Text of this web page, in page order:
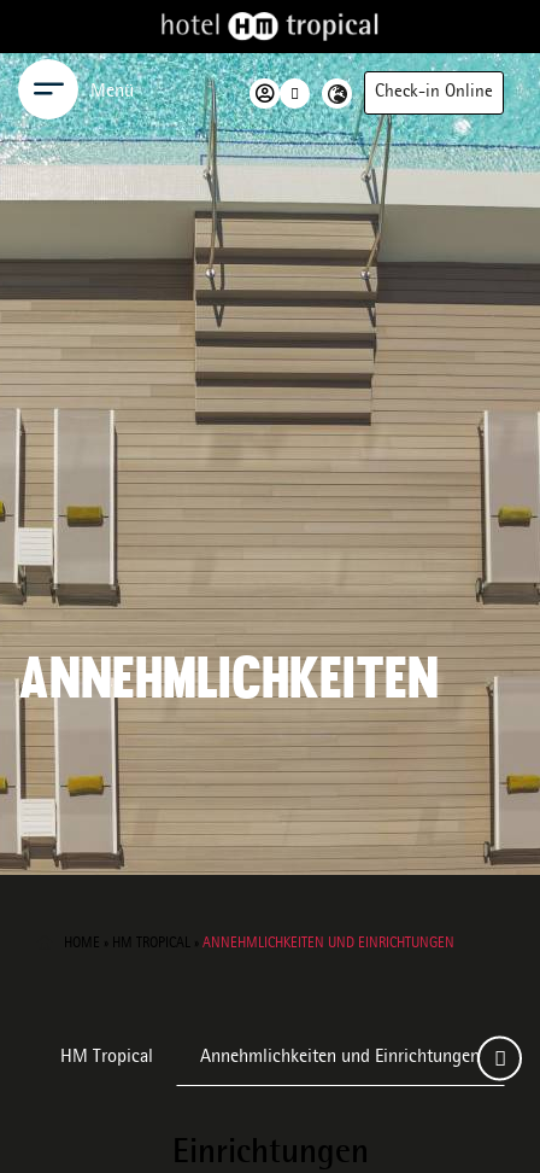
Menü Check-in Online
ANNEHMLICHKEITEN
HOME » HM TROPICAL » ANNEHMLICHKEITEN UND EINRICHTUNGEN
HM Tropical Annehmlichkeiten und Einrichtungen
Einrichtungen